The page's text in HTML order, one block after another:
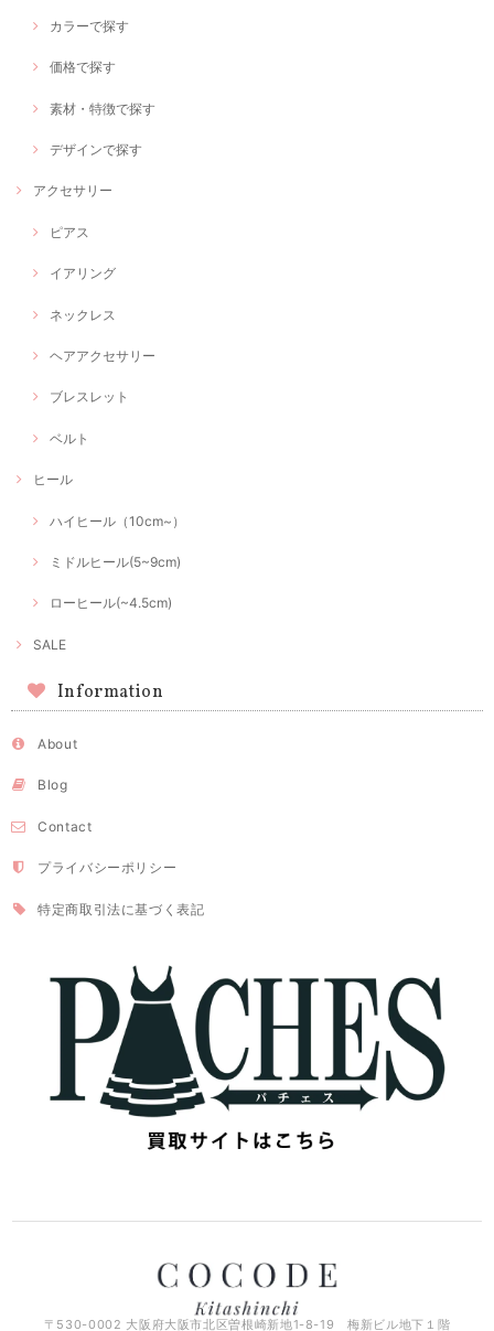
カラーで探す
価格で探す
素材・特徴で探す
デザインで探す
アクセサリー
ピアス
イアリング
ネックレス
ヘアアクセサリー
ブレスレット
ベルト
ヒール
ハイヒール（10cm~）
ミドルヒール(5~9cm)
ローヒール(~4.5cm)
SALE
Information
About
Blog
Contact
プライバシーポリシー
特定商取引法に基づく表記
〒530-0002 大阪府大阪市北区曽根崎新地1-8-19 梅新ビル地下１階